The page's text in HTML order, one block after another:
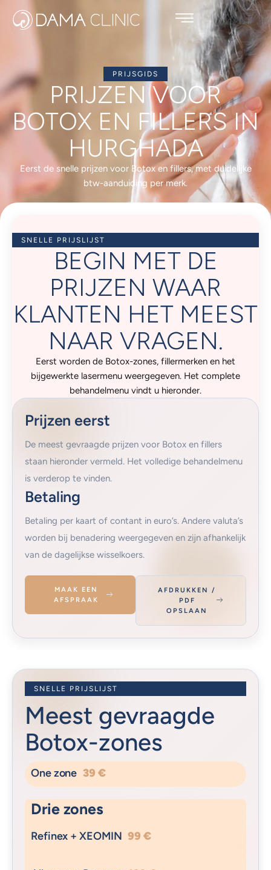
PRIJSGIDS
PRIJZEN VOOR
BOTOX EN FILLERS IN
HURGHADA
Eerst de snelle prijzen voor Botox en fillers, met duidelijke
btw-aanduiding per merk.
SNELLE PRIJSLIJST
BEGIN MET DE
PRIJZEN WAAR
KLANTEN HET MEEST
NAAR VRAGEN.
Eerst worden de Botox-zones, fillermerken en het
bijgewerkte lasermenu weergegeven. Het complete
behandelmenu vindt u hieronder.
Prijzen eerst
De meest gevraagde prijzen voor Botox en fillers
staan ​​hieronder vermeld. Het volledige behandelmenu
is verderop te vinden.
Betaling
Betaling per kaart of contant in euro’s. Andere valuta’s
worden bij benadering weergegeven en zijn afhankelijk
van de dagelijkse wisselkoers.
MAAK EEN
AFSPRAAK
AFDRUKKEN /
PDF
OPSLAAN
SNELLE PRIJSLIJST
Meest gevraagde
Botox-zones
One zone 39 €
Drie zones
Refinex + XEOMIN 99 €